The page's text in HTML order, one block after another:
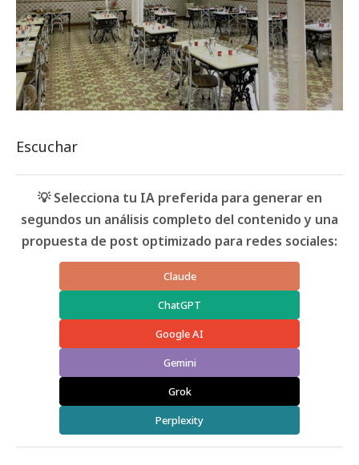
Escuchar
💡 Selecciona tu IA preferida para generar en
segundos un análisis completo del contenido y una
propuesta de post optimizado para redes sociales:
Claude
ChatGPT
Google AI
Gemini
Grok
Perplexity